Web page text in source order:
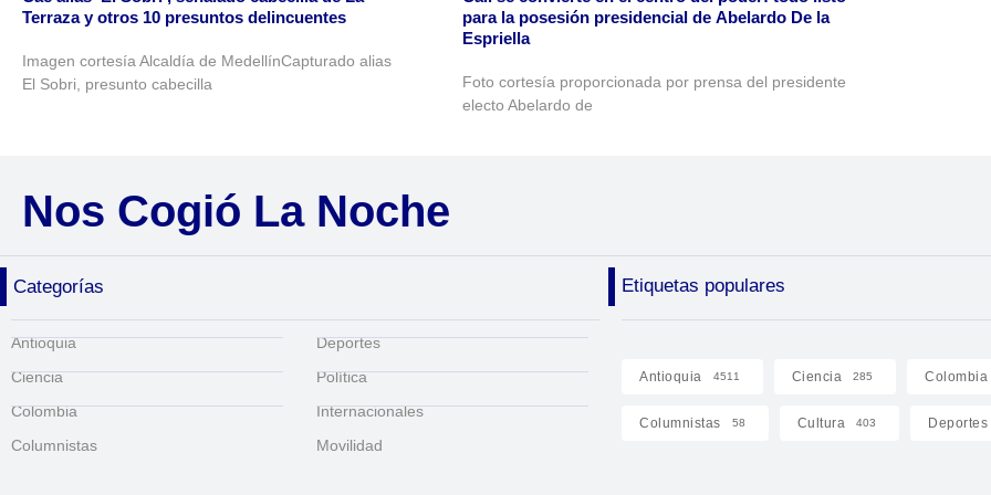
Terraza y otros 10 presuntos delincuentes
Imagen cortesía Alcaldía de MedellínCapturado alias
El Sobri, presunto cabecilla
para la posesión presidencial de Abelardo De la
Espriella
Foto cortesía proporcionada por prensa del presidente
electo Abelardo de
Nos Cogió La Noche
Categorías Etiquetas populares
Antioquia
Ciencia
Colombia
Columnistas
Deportes
Política
Internacionales
Movilidad
Antioquia 4511 Ciencia 285 Colombia
Columnistas 58 Cultura 403 Deportes